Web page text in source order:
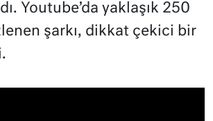
Youtube’da yaklaşık 250
şarkı, dikkat çekici bir